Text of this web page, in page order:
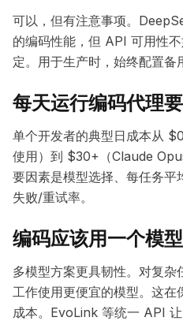
可以，但有注意事项。
的编码性能，但 API 可用性
定。用于生产时，始终配置备
每天运行编码代理
单个开发者的典型日成本从
使用）到 $30+（Claude
要因素是模型选择、每任务
失败/重试率。
编码应该用一个模
多模型方案更具韧性。对复杂
工作使用更便宜的模型。这
成本。EvoLink 等统一 API 让